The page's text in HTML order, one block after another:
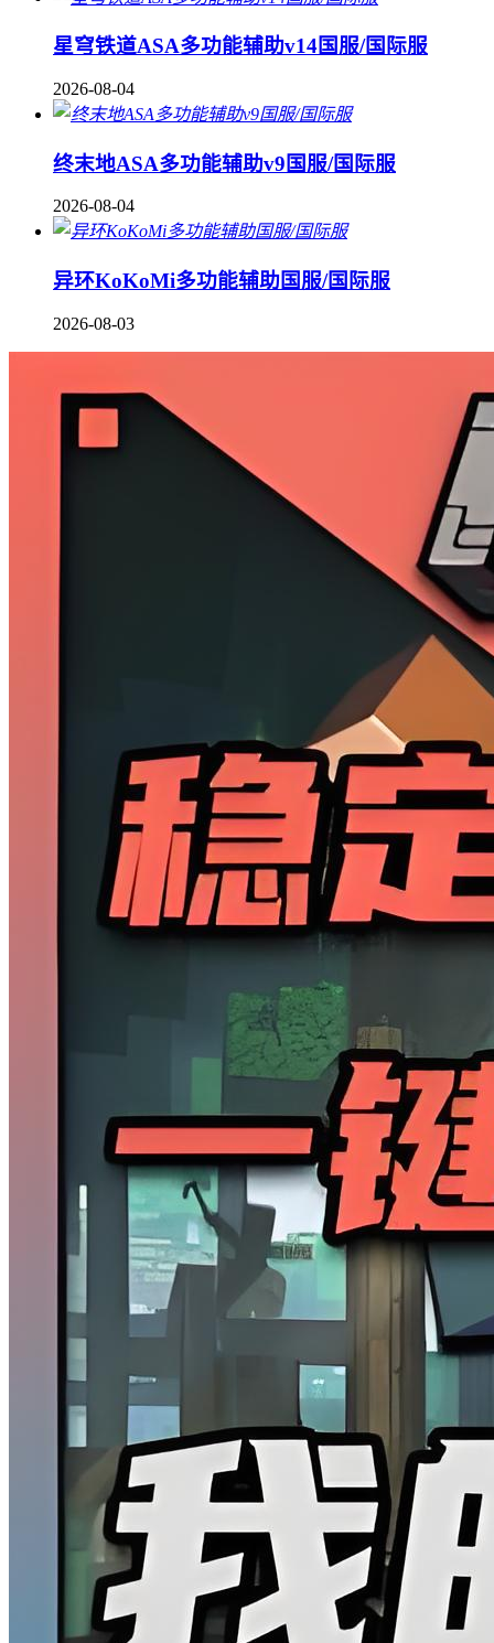
星穹铁道ASA多功能辅助v14国服/国际服
2026-08-04
终末地ASA多功能辅助v9国服/国际服
2026-08-04
异环KoKoMi多功能辅助国服/国际服
2026-08-03